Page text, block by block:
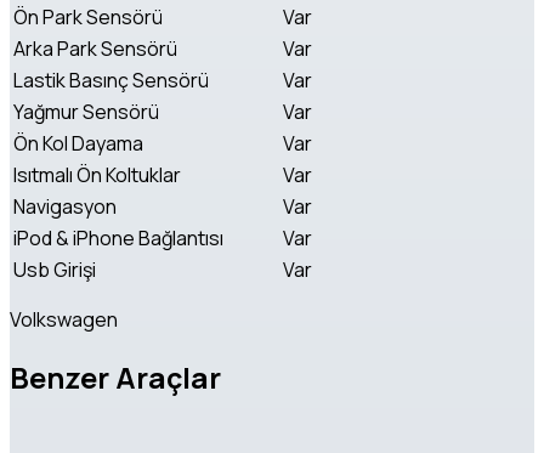
Ön Park Sensörü
Var
Arka Park Sensörü
Var
Lastik Basınç Sensörü
Var
Yağmur Sensörü
Var
Ön Kol Dayama
Var
Isıtmalı Ön Koltuklar
Var
Navigasyon
Var
iPod & iPhone Bağlantısı
Var
Usb Girişi
Var
Volkswagen
Benzer Araçlar